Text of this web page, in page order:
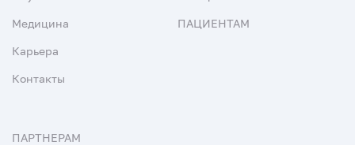
Медицина
Карьера
Контакты
ПАЦИЕНТАМ
ПАРТНЕРАМ